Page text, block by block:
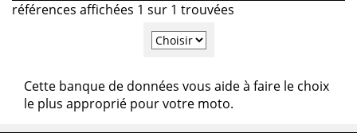
références affichées 1 sur 1 trouvées
Cette banque de données vous aide à faire le choix
le plus approprié pour votre moto.